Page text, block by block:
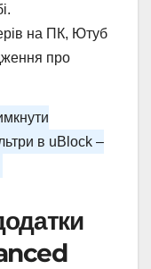
на ПК, Ютуб
про
в uBlock –